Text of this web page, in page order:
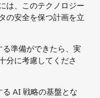
は、このテクノロジー
の安全を保つ計画を立
準備ができたら、実
分に考慮してくださ
る AI 戦略の基盤とな